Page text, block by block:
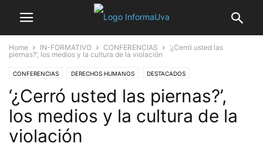
Home IN-FORMATIVO CONFERENCIAS
‘¿Cerró usted las
piernas?’, los medios y la cultura de la violación
CONFERENCIAS DERECHOS HUMANOS DESTACADOS
‘¿Cerró usted las piernas?’,
los medios y la cultura de la
violación